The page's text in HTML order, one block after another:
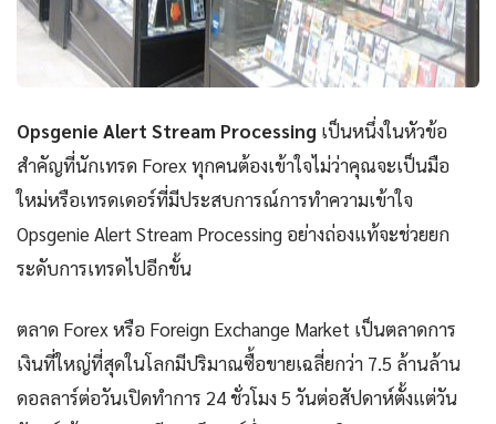
Opsgenie Alert Stream Processing เป็นหนึ่งในหัวข้อ
สำคัญที่นักเทรด Forex ทุกคนต้องเข้าใจไม่ว่าคุณจะเป็นมือ
ใหม่หรือเทรดเดอร์ที่มีประสบการณ์การทำความเข้าใจ
Opsgenie Alert Stream Processing อย่างถ่องแท้จะช่วยยก
ระดับการเทรดไปอีกขั้น
ตลาด Forex หรือ Foreign Exchange Market เป็นตลาดการ
เงินที่ใหญ่ที่สุดในโลกมีปริมาณซื้อขายเฉลี่ยกว่า 7.5 ล้านล้าน
ดอลลาร์ต่อวันเปิดทำการ 24 ชั่วโมง 5 วันต่อสัปดาห์ตั้งแต่วัน